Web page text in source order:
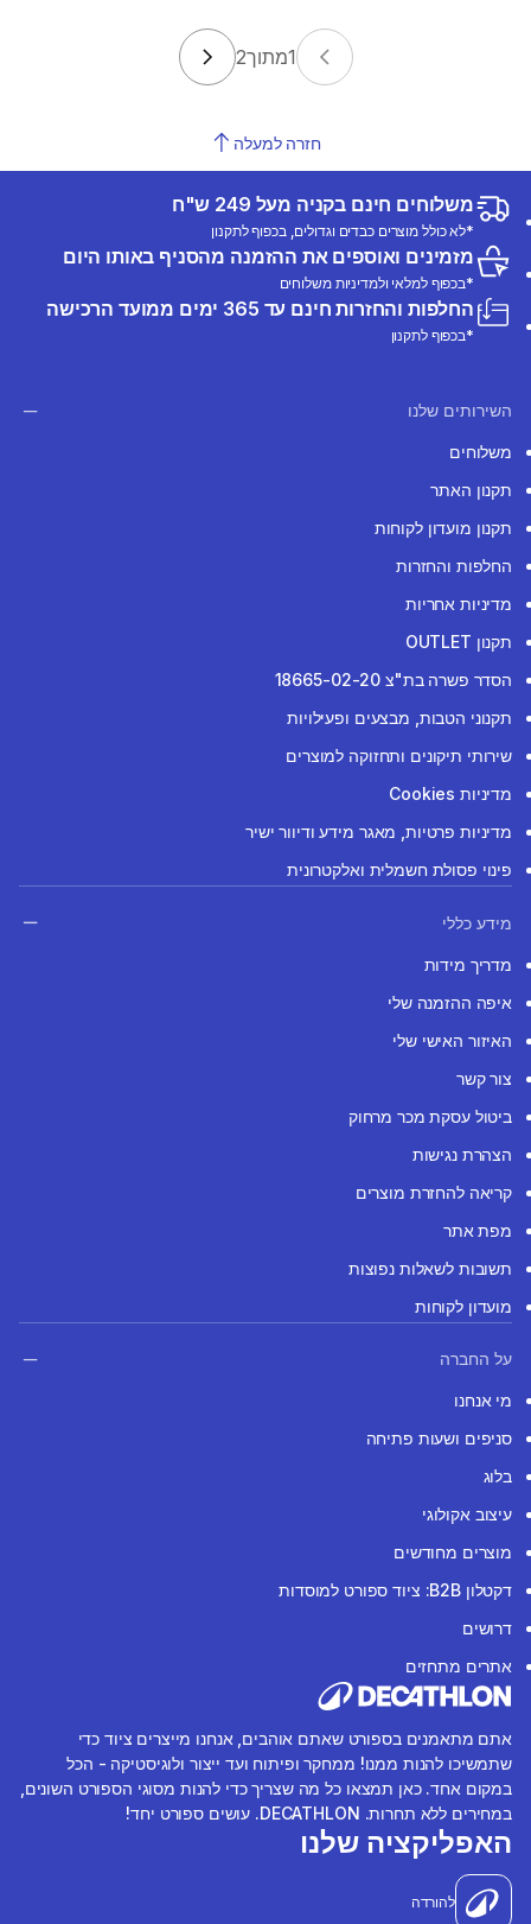
1מתוך2
חזרה למעלה
משלוחים חינם בקניה מעל 249 ש"ח
*לא כולל מוצרים כבדים וגדולים, בכפוף לתקנון
מזמינים ואוספים את ההזמנה מהסניף באותו היום
*בכפוף למלאי ולמדיניות משלוחים
החלפות והחזרות חינם עד 365 ימים ממועד הרכישה
*בכפוף לתקנון
השירותים שלנו
משלוחים
תקנון האתר
תקנון מועדון לקוחות
החלפות והחזרות
מדיניות אחריות
תקנון OUTLET
הסדר פשרה בת"צ 18665-02-20
תקנוני הטבות, מבצעים ופעילויות
שירותי תיקונים ותחזוקה למוצרים
מדיניות Cookies
מדיניות פרטיות, מאגר מידע ודיוור ישיר
פינוי פסולת חשמלית ואלקטרונית
מידע כללי
מדריך מידות
איפה ההזמנה שלי
האיזור האישי שלי
צור קשר
ביטול עסקת מכר מרחוק
הצהרת נגישות
קריאה להחזרת מוצרים
מפת אתר
תשובות לשאלות נפוצות
מועדון לקוחות
על החברה
מי אנחנו
סניפים ושעות פתיחה
בלוג
עיצוב אקולוגי
מוצרים מחודשים
דקטלון B2B: ציוד ספורט למוסדות
דרושים
אתרים מתחזים
אתם מתאמנים בספורט שאתם אוהבים, אנחנו מייצרים ציוד כדי
שתמשיכו להנות ממנו! ממחקר ופיתוח ועד ייצור ולוגיסטיקה - הכל
במקום אחד. כאן תמצאו כל מה שצריך כדי להנות מסוגי הספורט השונים,
במחירים ללא תחרות. DECATHLON. עושים ספורט יחד!
האפליקציה שלנו
להורדה